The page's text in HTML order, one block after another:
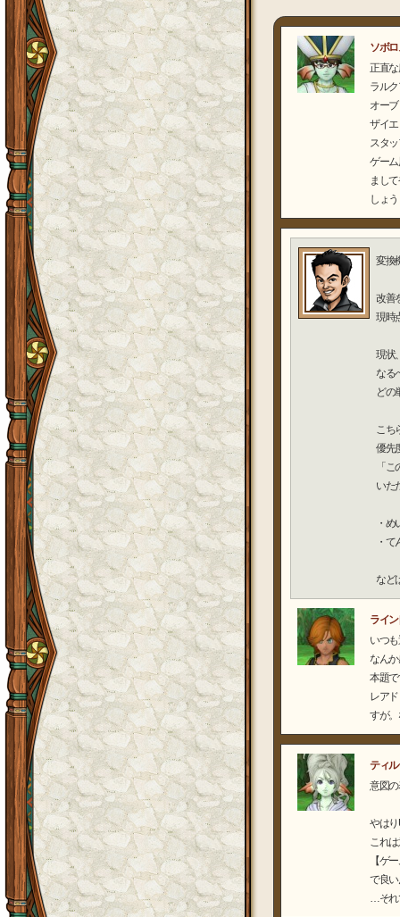
ソボ
正直
ラル
オー
ザイエ
スタ
ゲー
まし
しょう
変換
改善
現時
現状
なる
どの
こち
優先
「
いた
・
・
など
ライン
いつ
なん
本題
レア
すが
ティ
意図
やは
これ
【ゲ
で良
…それ